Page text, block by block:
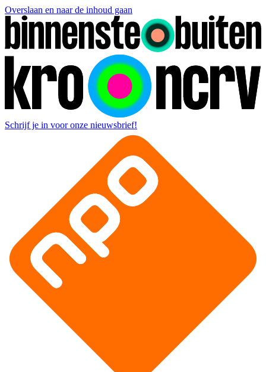
Overslaan en naar de inhoud gaan
Schrijf je in voor onze nieuwsbrief!